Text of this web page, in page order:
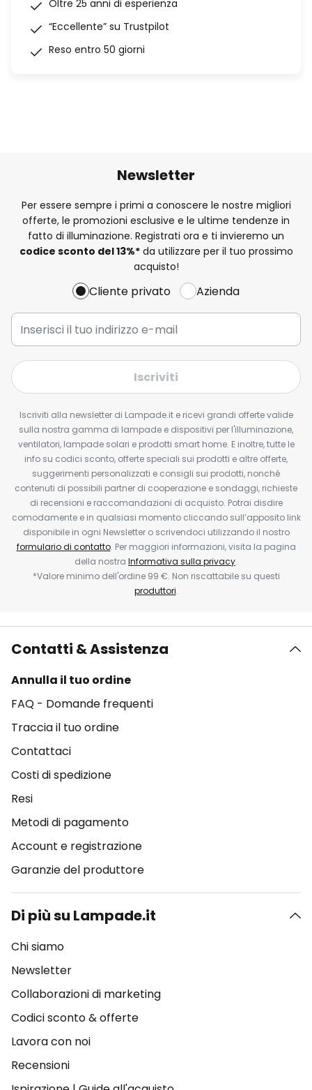
Oltre 25 anni di esperienza
“Eccellente” su Trustpilot
Reso entro 50 giorni
Newsletter
Per essere sempre i primi a conoscere le nostre migliori
offerte, le promozioni esclusive e le ultime tendenze in
fatto di illuminazione. Registrati ora e ti invieremo un
codice sconto del13%*da utilizzare per il tuo prossimo
acquisto!
Cliente privato Azienda
Iscriviti
Iscriviti alla newsletter di Lampade.it e ricevi grandi offerte valide
sulla nostra gamma di lampade e dispositivi per l'illuminazione,
ventilatori, lampade solari e prodotti smart home. E inoltre, tutte le
info su codici sconto, offerte speciali sui prodotti e altre offerte,
suggerimenti personalizzati e consigli sui prodotti, nonché
contenuti di possibili partner di cooperazione e sondaggi, richieste
di recensioni e raccomandazioni di acquisto. Potrai disdire
comodamente e in qualsiasi momento cliccando sull’apposito link
disponibile in ogni Newsletter o scrivendoci utilizzando il nostro
formulario di contatto. Per maggiori informazioni, visita la pagina
della nostra Informativa sulla privacy.
*Valore minimo dell'ordine 99 €. Non riscattabile su questi
produttori.
Contatti & Assistenza
Annulla il tuo ordine
FAQ - Domande frequenti
Traccia il tuo ordine
Contattaci
Costi di spedizione
Resi
Metodi di pagamento
Account e registrazione
Garanzie del produttore
Di più su Lampade.it
Chi siamo
Newsletter
Collaborazioni di marketing
Codici sconto & offerte
Lavora con noi
Recensioni